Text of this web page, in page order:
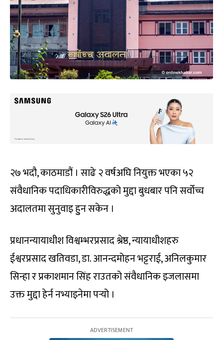
२७ भदौ, काठमाडौं । साढे २ वर्षअघि नियुक्त भएका ५२
संवैधानिक पदाधिकारीविरुद्धको मुद्दा बुधबार पनि सर्वोच्च
अदालतमा सुनुवाइ हुुन सकेन ।
प्रधानन्यायाधीश विश्वम्भरप्रसाद श्रेष्ठ, न्यायाधीशहरु
ईश्वरप्रसाद खतिवडा, डा. आनन्दमोहन भट्टराई, अनिलकुमार
सिन्हा र प्रकाशमान सिंह राउतको संवैधानिक इजलासमा
उक्त मुद्दा हेर्न नभ्याइनेमा पर्‍यो ।